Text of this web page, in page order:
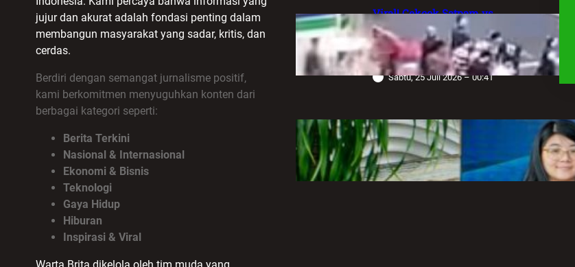
jujur dan akurat adalah fondasi penting dalam
membangun masyarakat yang sadar, kritis, dan
cerdas.
Berdiri dengan semangat jurnalisme positif,
kami berkomitmen menyuguhkan konten dari
berbagai kategori seperti:
Berita Terkini
Nasional & Internasional
Ekonomi & Bisnis
Teknologi
Gaya Hidup
Hiburan
Inspirasi & Viral
Viral! Cekcok Satpam vs
Pengemudi Alphard di Bundaran HI,
Berujung Terungkap Sang Sopir
Anggota Polda Jabar
Sabtu, 25 Juli 2026 – 00:41
Robot Operasi Paling Canggih di
Dunia Kini Hadir di Indonesia
Melalui RS Mandaya Puri
Senin, 20 Juli 2026 – 13:50